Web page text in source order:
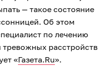
— такое состояние
Об этом
по лечению
расстройств
«Газета.Ru».